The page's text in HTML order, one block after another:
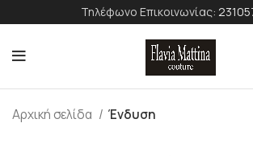
Τηλέφωνο Επικοινωνίας:
Αρχική σελίδα Ένδυση